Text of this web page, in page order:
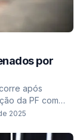
por
após
da PF com
2025